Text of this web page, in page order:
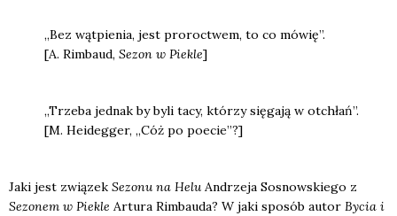
„Bez wąt­pie­nia, jest pro­roc­twem, to co mówię”.
[A. Rim­baud, Sezon w Pie­kle]
„Trze­ba jed­nak by byli tacy, któ­rzy się­ga­ją w otchłań”.
[M. Heideg­ger, „Cóż po poecie”?]
Jaki jest zwią­zek Sezo­nu na HeluAndrze­ja Sosnow­skie­go z
Sezo­nem w Pie­kle Artu­ra Rim­bau­da? W jaki spo­sób autor Bycia i